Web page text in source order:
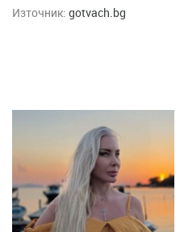
Източник: gotvach.bg